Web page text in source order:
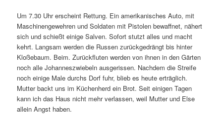
Um 7.30 Uhr erscheint Rettung. Ein amerikanisches Auto, mit
Maschinengewehren und Soldaten mit Pistolen bewaffnet, nähert
sich und schießt einige Salven. Sofort stutzt alles und macht
kehrt. Langsam werden die Russen zurückgedrängt bis hinter
Kloßebaum. Beim. Zurückfluten werden von ihnen in den Gärten
noch alle Johanneszwiebeln ausgerissen. Nachdem die Streife
noch einige Male durchs Dorf fuhr, blieb es heute erträglich.
Mutter backt uns im Küchenherd ein Brot. Seit einigen Tagen
kann ich das Haus nicht mehr verlassen, weil Mutter und Else
allein Angst haben.